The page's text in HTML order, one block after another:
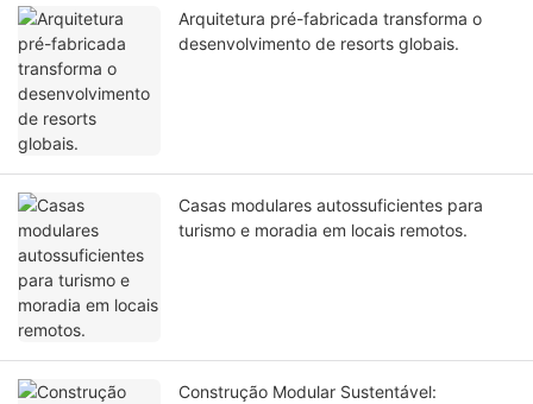
Arquitetura pré-fabricada transforma o
desenvolvimento de resorts globais.
Casas modulares autossuficientes para
turismo e moradia em locais remotos.
Construção Modular Sustentável: